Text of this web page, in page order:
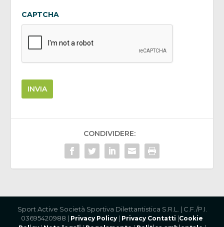
CAPTCHA
INVIA
CONDIVIDERE:
Sport Active Società Sportiva Dilettantistica S.R.L. | C.F./P.I.
03695420988 | Privacy Policy | Privacy Contatti |Cookie